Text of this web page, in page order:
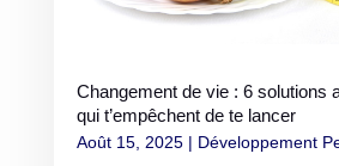
Changement de vie : 6 solutions
qui t’empêchent de te lancer
Août 15, 2025| Développement